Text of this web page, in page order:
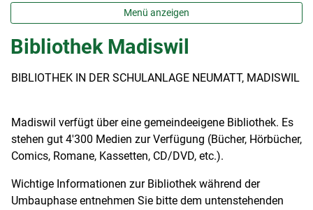
Menü anzeigen
Bibliothek Madiswil
BIBLIOTHEK IN DER SCHULANLAGE NEUMATT, MADISWIL
Madiswil verfügt über eine gemeindeeigene Bibliothek. Es
stehen gut 4'300 Medien zur Verfügung (Bücher, Hörbücher,
Comics, Romane, Kassetten, CD/DVD, etc.).
Wichtige Informationen zur Bibliothek während der
Umbauphase entnehmen Sie bitte dem untenstehenden